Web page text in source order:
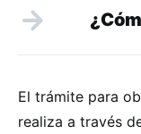
El trámite para
realiza a través